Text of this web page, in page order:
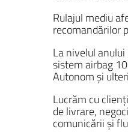
Rulajul mediu
recomandărilor
La nivelul
sistem airbag
Autonom și
Lucrăm cu
de livrare,
comunicării și